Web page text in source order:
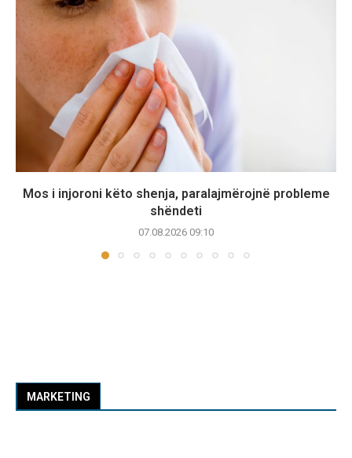
Mos i injoroni këto shenja, paralajmërojnë probleme
shëndeti
07.08.2026 09:10
MARKETING